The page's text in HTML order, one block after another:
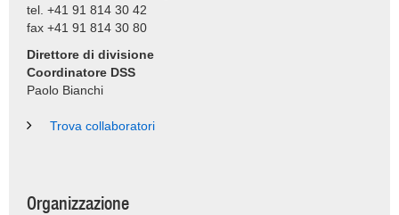
tel. +41 91 814 30 42
fax +41 91 814 30 80
Direttore di divisione
Coordinatore DSS
Paolo Bianchi
Trova collaboratori
Organizzazione